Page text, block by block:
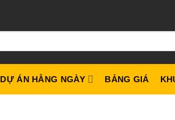
DỰ ÁN HẰNG NGÀY BẢNG GIÁ